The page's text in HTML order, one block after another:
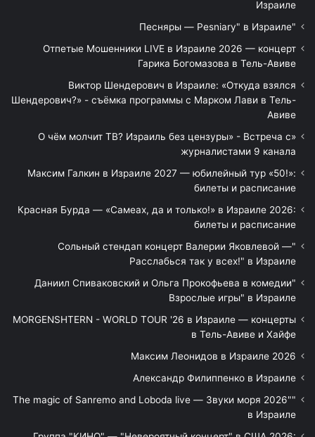
Израиле
"Песняры — Pesniary" в Израиле
Отпетые Мошенники LIVE в Израиле 2026 — концерт
Гарика Богомазова в Тель-Авиве
Виктор Шендерович в Израиле: «Откуда взялся
Шендерович?» - съёмка программы с Марком Лави в Тель-
Авиве
«О чём молчит ТВ? Израиль без цензуры» - Встреча с
журналистами 9 канала
Максим Галкин в Израиле 2027 — юбилейный тур «50!»:
билеты и расписание
Красная Бурда — «Самеах, да и только!» в Израиле 2026:
билеты и расписание
"Сольный стендап концерт Валерии Яковлевой —
Расслабься так у всех!" в Израиле
"Даниил Спиваковский и Ольга Прокофьева в комедии
Взрослые игры" в Израиле
MORGENSHTERN - WORLD TOUR '26 в Израиле — концерты
в Тель-Авиве и Хайфе
Максим Леонидов в Израиле 2026
Александр Филиппенко в Израиле
"The magic of Sanremo and Loboda live — Звуки моря 2026"
в Израиле